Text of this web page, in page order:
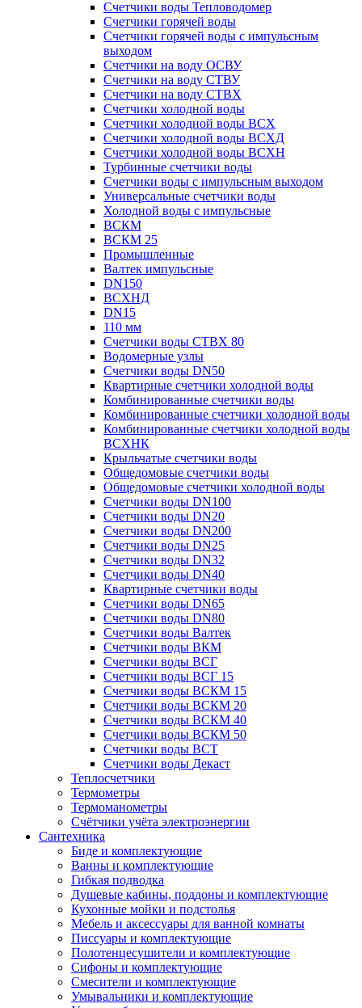
Счетчики воды Тепловодомер
Счетчики горячей воды
Счетчики горячей воды с импульсным
выходом
Счетчики на воду ОСВУ
Счетчики на воду СТВУ
Счетчики на воду СТВХ
Счетчики холодной воды
Счетчики холодной воды ВСХ
Счетчики холодной воды ВСХД
Счетчики холодной воды ВСХН
Турбинные счетчики воды
Счетчики воды с импульсным выходом
Универсальные счетчики воды
Холодной воды с импульсные
ВСКМ
ВСКМ 25
Промышленные
Валтек импульсные
DN150
ВСХНД
DN15
110 мм
Счетчики воды СТВХ 80
Водомерные узлы
Счетчики воды DN50
Квартирные счетчики холодной воды
Комбинированные счетчики воды
Комбинированные счетчики холодной воды
Комбинированные счетчики холодной воды
ВСХНК
Крыльчатые счетчики воды
Общедомовые счетчики воды
Общедомовые счетчики холодной воды
Счетчики воды DN100
Счетчики воды DN20
Счетчики воды DN200
Счетчики воды DN25
Счетчики воды DN32
Счетчики воды DN40
Квартирные счетчики воды
Счетчики воды DN65
Счетчики воды DN80
Счетчики воды Валтек
Счетчики воды ВКМ
Счетчики воды ВСГ
Счетчики воды ВСГ 15
Счетчики воды ВСКМ 15
Счетчики воды ВСКМ 20
Счетчики воды ВСКМ 40
Счетчики воды ВСКМ 50
Счетчики воды ВСТ
Счетчики воды Декаст
Теплосчетчики
Термометры
Термоманометры
Счётчики учёта электроэнергии
Сантехника
Биде и комплектующие
Ванны и комплектующие
Гибкая подводка
Душевые кабины, поддоны и комплектующие
Кухонные мойки и подстолья
Мебель и аксессуары для ванной комнаты
Писсуары и комплектующие
Полотенцесушители и комплектующие
Сифоны и комплектующие
Смесители и комплектующие
Умывальники и комплектующие